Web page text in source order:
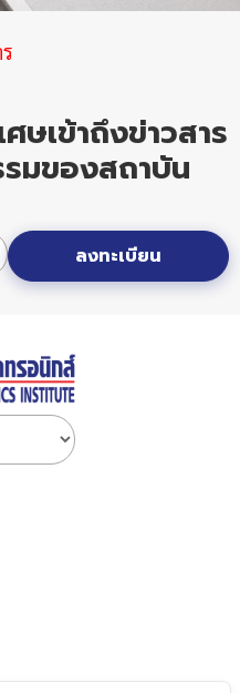
ษเข้าถึงข่าวสาร
รมของสถาบัน
ลงทะเบียน